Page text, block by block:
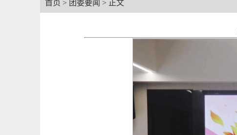
首页 > 团委要闻 > 正文